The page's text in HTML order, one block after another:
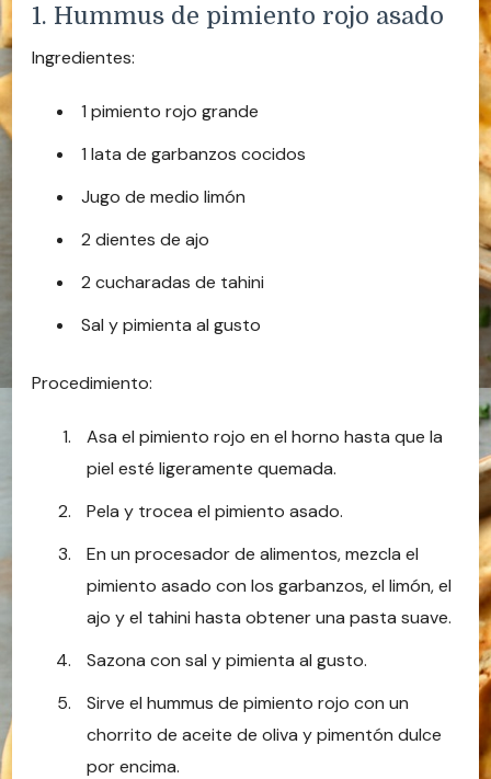
1. Hummus de pimiento rojo asado
Ingredientes:
1 pimiento rojo grande
1 lata de garbanzos cocidos
Jugo de medio limón
2 dientes de ajo
2 cucharadas de tahini
Sal y pimienta al gusto
Procedimiento:
Asa el pimiento rojo en el horno hasta que la
piel esté ligeramente quemada.
Pela y trocea el pimiento asado.
En un procesador de alimentos, mezcla el
pimiento asado con los garbanzos, el limón, el
ajo y el tahini hasta obtener una pasta suave.
Sazona con sal y pimienta al gusto.
Sirve el hummus de pimiento rojo con un
chorrito de aceite de oliva y pimentón dulce
por encima.